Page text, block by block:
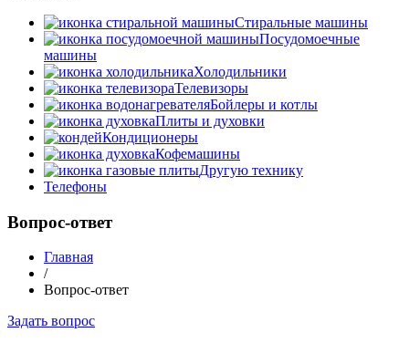
Стиральные машины
Посудомоечные
машины
Холодильники
Телевизоры
Бойлеры и котлы
Плиты и духовки
Кондиционеры
Кофемашины
Другую технику
Телефоны
Вопрос-ответ
Главная
/
Вопрос-ответ
Задать вопрос